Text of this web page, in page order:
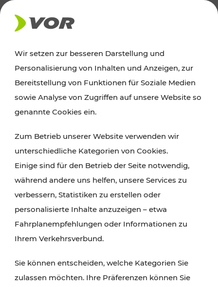
AKTUELLES
News
Alle wichtigen Meldungen zu Fahrplanänderungen,
finden Sie hier im Überblick.
Wir setzen zur besseren Darstellung und
Personalisierung von Inhalten und Anzeigen, zur
Bereitstellung von Funktionen für Soziale Medien
sowie Analyse von Zugriffen auf unsere Website so
genannte Cookies ein.
Zum Betrieb unserer Website verwenden wir
unterschiedliche Kategorien von Cookies.
Einige sind für den Betrieb der Seite notwendig,
während andere uns helfen, unsere Services zu
verbessern, Statistiken zu erstellen oder
personalisierte Inhalte anzuzeigen – etwa
Fahrplanempfehlungen oder Informationen zu
Ihrem Verkehrsverbund.
Sie können entscheiden, welche Kategorien Sie
zulassen möchten. Ihre Präferenzen können Sie